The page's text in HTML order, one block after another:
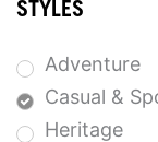
STYLES
Adventure
Casual &
Heritage